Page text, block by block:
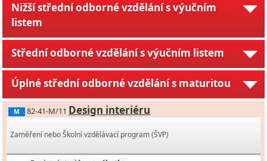
Nižší střední odborné vzdělání s výučním
listem
Střední odborné vzdělání s výučním listem
Úplné střední odborné vzdělání s maturitou
M 82-41-M/11 Design interiéru
Zaměření nebo Školní vzdělávací program (ŠVP)